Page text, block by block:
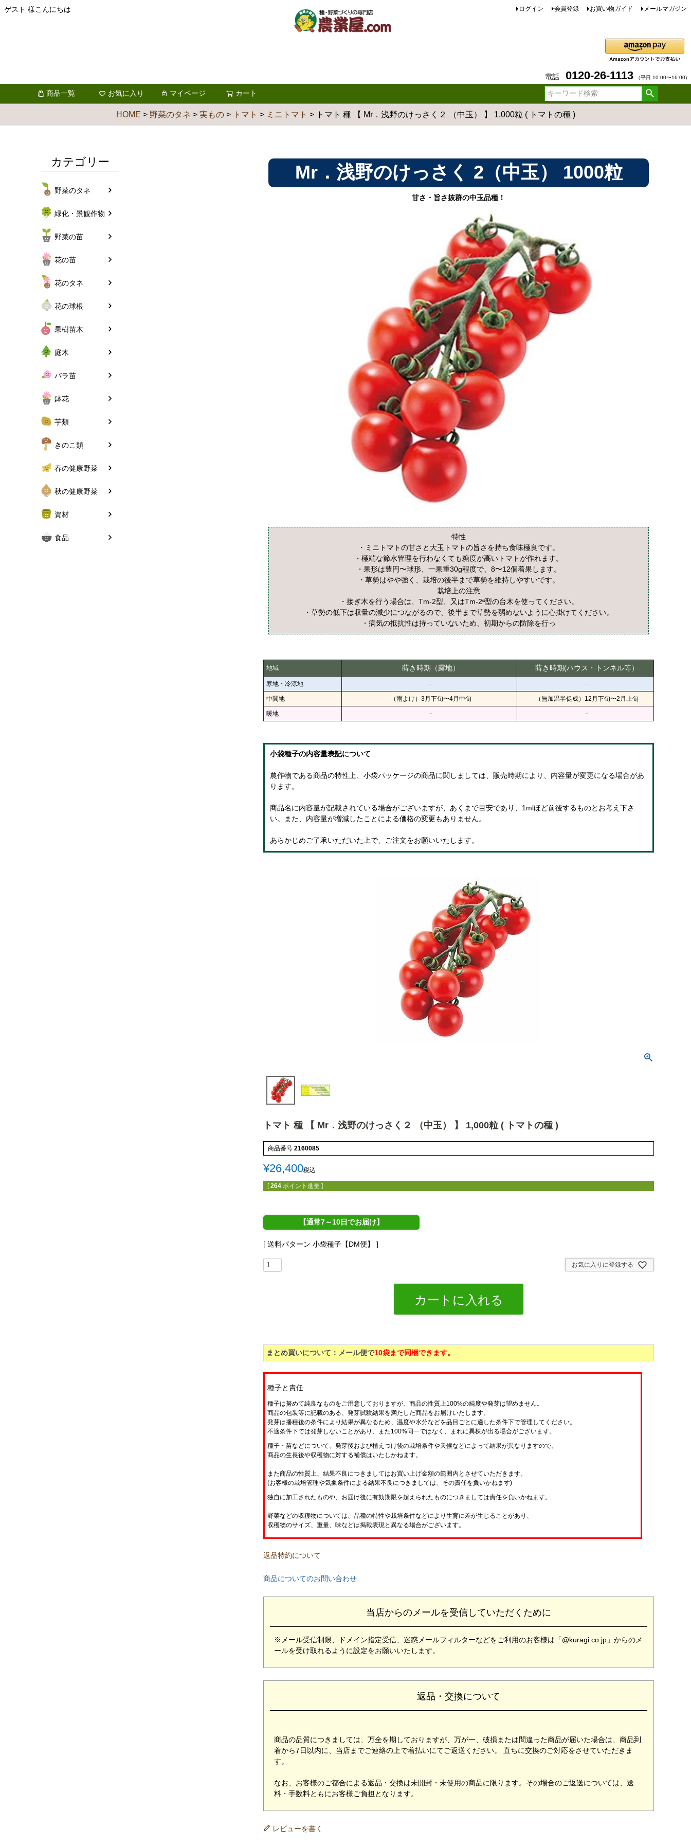
ゲスト 様こんにちは ログイン 会員登録 お買い物ガイド メールマガジン
電話 0120-26-1113 （平日 10:00〜16:00)
商品一覧 お気に入り マイページ カート
HOME 野菜のタネ 実もの トマト ミニトマト トマト 種 【 Mr．浅野のけっさく２ （中玉） 】 1,000粒 ( トマトの種 )
カテゴリー
野菜のタネ
緑化・景観作物
野菜の苗
花の苗
花のタネ
花の球根
果樹苗木
庭木
バラ苗
鉢花
芋類
きのこ類
春の健康野菜
秋の健康野菜
資材
食品
Mr．浅野のけっさく 2（中玉） 1000粒
甘さ・旨さ抜群の中玉品種！
特性
・ミニトマトの甘さと大玉トマトの旨さを持ち食味極良です。
・極端な節水管理を行わなくても糖度が高いトマトが作れます。
・果形は豊円〜球形、一果重30g程度で、8〜12個着果します。
・草勢はやや強く、栽培の後半まで草勢を維持しやすいです。
栽培上の注意
・接ぎ木を行う場合は、Tm-2型、又はTm-2ª型の台木を使ってください。
・草勢の低下は収量の減少につながるので、後半まで草勢を弱めないように心掛けてください。
・病気の抵抗性は持っていないため、初期からの防除を行っ
地域 蒔き時期（露地） 蒔き時期(ハウス・トンネル等）
寒地・冷涼地 － －
中間地 （雨よけ）3月下旬〜4月中旬 （無加温半促成）12月下旬〜2月上旬
暖地 － －
小袋種子の内容量表記について
農作物である商品の特性上、小袋パッケージの商品に関しましては、販売時期により、内容量が変更になる場合があ
ります。
商品名に内容量が記載されている場合がございますが、あくまで目安であり、1mlほど前後するものとお考え下さ
い。また、内容量が増減したことによる価格の変更もありません。
あらかじめご了承いただいた上で、ご注文をお願いいたします。
トマト 種 【 Mr．浅野のけっさく２ （中玉） 】 1,000粒 ( トマトの種 )
商品番号 2160085
¥26,400税込
[ 264 ポイント進呈 ]
【通常7～10日でお届け】
送料パターン 小袋種子【DM便】
お気に入りに登録する
カートに入れる
まとめ買いについて：メール便で10袋まで同梱できます。
種子と責任
種子は努めて純良なものをご用意しておりますが、商品の性質上100%の純度や発芽は望めません。
商品の包装等に記載のある、発芽試験結果を満たした商品をお届けいたします。
発芽は播種後の条件により結果が異なるため、温度や水分などを品目ごとに適した条件下で管理してください。
不適条件下では発芽しないことがあり、また100%同一ではなく、まれに異株が出る場合がございます。
種子・苗などについて、発芽後および植えつけ後の栽培条件や天候などによって結果が異なりますので、
商品の生長後や収穫物に対する補償はいたしかねます。
また商品の性質上、結果不良につきましてはお買い上げ金額の範囲内とさせていただきます。
(お客様の栽培管理や気象条件による結果不良につきましては、その責任を負いかねます)
独自に加工されたものや、お届け後に有効期限を超えられたものにつきましては責任を負いかねます。
野菜などの収穫物については、品種の特性や栽培条件などにより生育に差が生じることがあり、
収穫物のサイズ、重量、味などは掲載表現と異なる場合がございます。
返品特約について
商品についてのお問い合わせ
当店からのメールを受信していただくために
※メール受信制限、ドメイン指定受信、迷惑メールフィルターなどをご利用のお客様は「@kuragi.co.jp」からのメ
ールを受け取れるように設定をお願いいたします。
返品・交換について
商品の品質につきましては、万全を期しておりますが、万が一、破損または間違った商品が届いた場合は、商品到
着から7日以内に、当店までご連絡の上で着払いにてご返送ください。 直ちに交換のご対応をさせていただきま
す。
なお、お客様のご都合による返品・交換は未開封・未使用の商品に限ります。その場合のご返送については、送
料・手数料ともにお客様ご負担となります。
レビューを書く